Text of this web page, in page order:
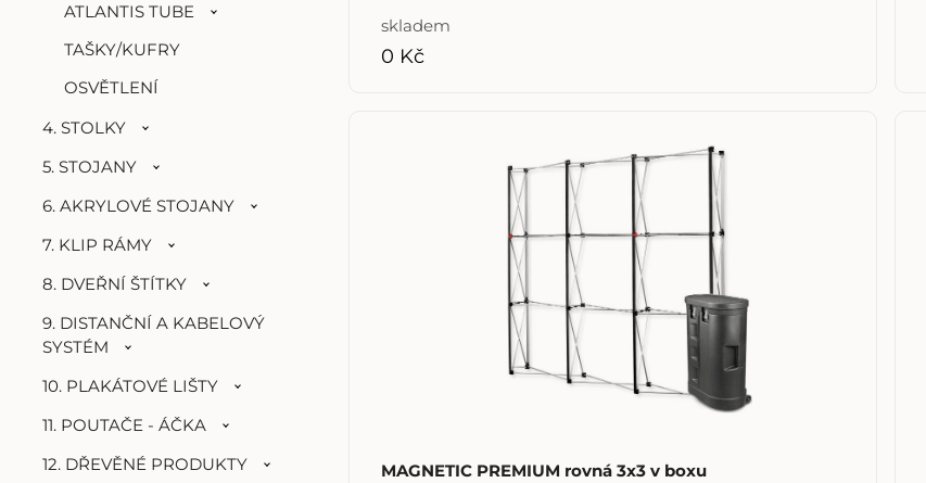
ATLANTIS TUBE
TAŠKY/KUFRY
OSVĚTLENÍ
4. STOLKY
5. STOJANY
6. AKRYLOVÉ STOJANY
7. KLIP RÁMY
8. DVEŘNÍ ŠTÍTKY
9. DISTANČNÍ A KABELOVÝ
SYSTÉM
10. PLAKÁTOVÉ LIŠTY
11. POUTAČE - ÁČKA
12. DŘEVĚNÉ PRODUKTY
skladem
0 Kč
MAGNETIC PREMIUM rovná 3x3 v boxu